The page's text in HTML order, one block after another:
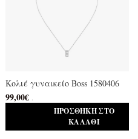
Κολιέ γυναικείο Boss 1580406
99,00€ .
ΠΡΟΣΘΉΚΗ ΣΤΟ
ΚΑΛΆΘΙ